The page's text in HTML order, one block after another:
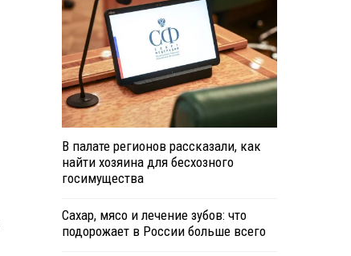
В палате регионов рассказали, как
найти хозяина для бесхозного
госимущества
Сахар, мясо и лечение зубов: что
подорожает в России больше всего